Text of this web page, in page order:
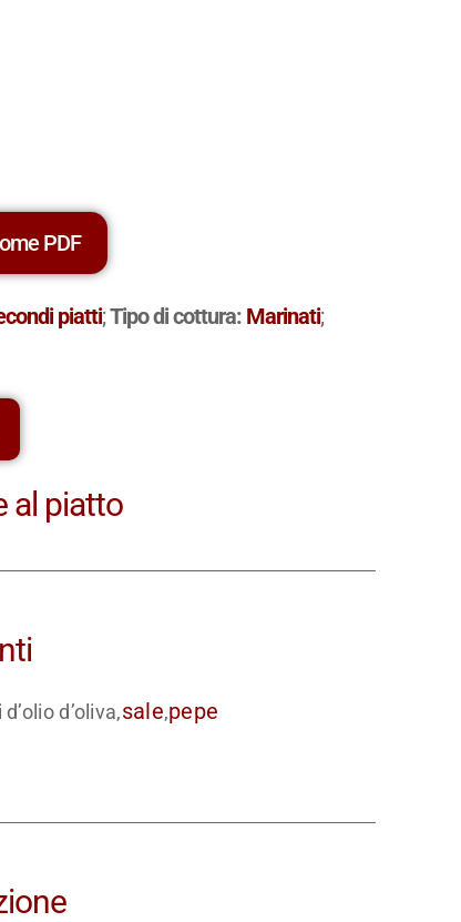
PDF
piatti;Tipo di cottura: Marinati;
al piatto
d’oliva,sale,pepe